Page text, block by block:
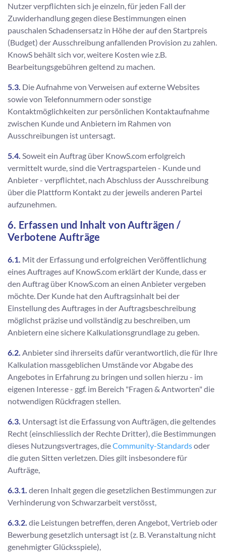
Nutzer verpflichten sich je einzeln, für jeden Fall der
Zuwiderhandlung gegen diese Bestimmungen einen
pauschalen Schadensersatz in Höhe der auf den Startpreis
(Budget) der Ausschreibung anfallenden Provision zu zahlen.
KnowS behält sich vor, weitere Kosten wie z.B.
Bearbeitungsgebühren geltend zu machen.
5.3. Die Aufnahme von Verweisen auf externe Websites
sowie von Telefonnummern oder sonstige
Kontaktmöglichkeiten zur persönlichen Kontaktaufnahme
zwischen Kunde und Anbietern im Rahmen von
Ausschreibungen ist untersagt.
5.4. Soweit ein Auftrag über KnowS.com erfolgreich
vermittelt wurde, sind die Vertragsparteien - Kunde und
Anbieter - verpflichtet, nach Abschluss der Ausschreibung
über die Plattform Kontakt zu der jeweils anderen Partei
aufzunehmen.
6. Erfassen und Inhalt von Aufträgen /
Verbotene Aufträge
6.1. Mit der Erfassung und erfolgreichen Veröffentlichung
eines Auftrages auf KnowS.com erklärt der Kunde, dass er
den Auftrag über KnowS.com an einen Anbieter vergeben
möchte. Der Kunde hat den Auftragsinhalt bei der
Einstellung des Auftrages in der Auftragsbeschreibung
möglichst präzise und vollständig zu beschreiben, um
Anbietern eine sichere Kalkulationsgrundlage zu geben.
6.2. Anbieter sind ihrerseits dafür verantwortlich, die für Ihre
Kalkulation massgeblichen Umstände vor Abgabe des
Angebotes in Erfahrung zu bringen und sollen hierzu - im
eigenen Interesse - ggf. im Bereich "Fragen & Antworten" die
notwendigen Rückfragen stellen.
6.3. Untersagt ist die Erfassung von Aufträgen, die geltendes
Recht (einschliesslich der Rechte Dritter), die Bestimmungen
dieses Nutzungsvertrages, dieCommunity-Standardsoder
die guten Sitten verletzen. Dies gilt insbesondere für
Aufträge,
6.3.1. deren Inhalt gegen die gesetzlichen Bestimmungen zur
Verhinderung von Schwarzarbeit verstösst,
6.3.2. die Leistungen betreffen, deren Angebot, Vertrieb oder
Bewerbung gesetzlich untersagt ist (z. B. Veranstaltung nicht
genehmigter Glücksspiele),